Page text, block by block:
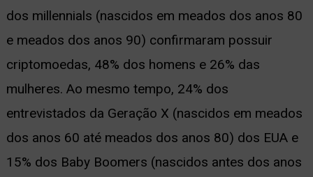
dos millennials (nascidos em meados dos anos 80
e meados dos anos 90) confirmaram possuir
criptomoedas, 48% dos homens e 26% das
mulheres. Ao mesmo tempo, 24% dos
entrevistados da Geração X (nascidos em meados
dos anos 60 até meados dos anos 80) dos EUA e
15% dos Baby Boomers (nascidos antes dos anos